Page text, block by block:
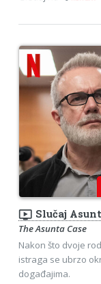
ondemand_video Slučaj
The Asunta Case
Nakon što dvoje
istraga se ubrzo
događajima.